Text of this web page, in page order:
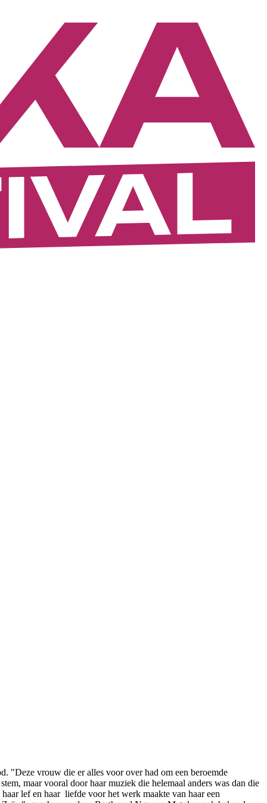
"Deze vrouw die er alles voor over had om een beroemde
maar vooral door haar muziek die helemaal anders was dan die
lef en haar liefde voor het werk maakte van haar een